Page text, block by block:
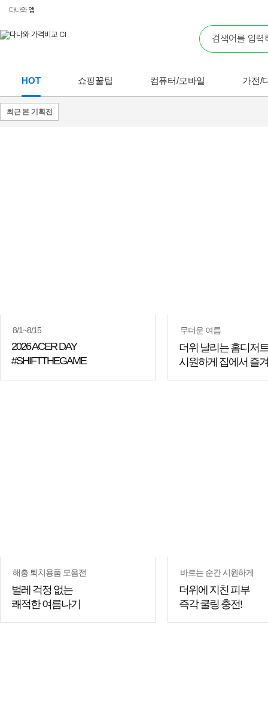
다나와 앱
HOT 쇼핑꿀팁 컴퓨터/모바일 가전/
최근 본 기획전
8/1~8/15
2026 ACER DAY
#SHIFTTHEGAME
무더운 여름
더위 날리는 홈디저
시원하게 집에서 즐
해충 퇴치용품 모음전
벌레 걱정 없는
쾌적한 여름나기
바르는 순간 시원하게
더위에 지친 피부
즉각 쿨링 충전!